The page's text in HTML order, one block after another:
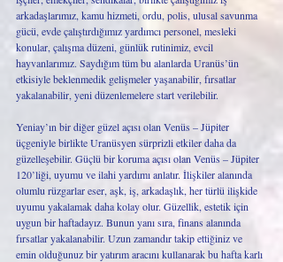
arkadaşlarımız, kamu hizmeti, ordu, polis, ulusal savunma
gücü, evde çalıştırdığımız yardımcı personel, mesleki
konular, çalışma düzeni, günlük rutinimiz, evcil
hayvanlarımız. Saydığım tüm bu alanlarda Uranüs’ün
etkisiyle beklenmedik gelişmeler yaşanabilir, fırsatlar
yakalanabilir, yeni düzenlemelere start verilebilir.
Yeniay’ın bir diğer güzel açısı olan Venüs – Jüpiter
üçgeniyle birlikte Uranüsyen sürprizli etkiler daha da
güzelleşebilir. Güçlü bir koruma açısı olan Venüs – Jüpiter
120’liği, uyumu ve ilahi yardımı anlatır. İlişkiler alanında
olumlu rüzgarlar eser, aşk, iş, arkadaşlık, her türlü ilişkide
uyumu yakalamak daha kolay olur. Güzellik, estetik için
uygun bir haftadayız. Bunun yanı sıra, finans alanında
fırsatlar yakalanabilir. Uzun zamandır takip ettiğiniz ve
emin olduğunuz bir yatırım aracını kullanarak bu hafta karlı